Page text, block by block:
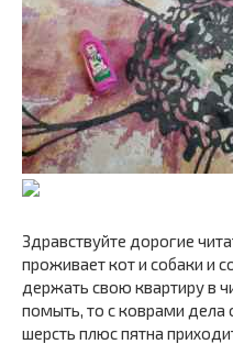
Здравствуйте дорогие
проживает кот и собаки и
держать свою квартиру в
помыть, то с коврами дела
шерсть плюс пятна